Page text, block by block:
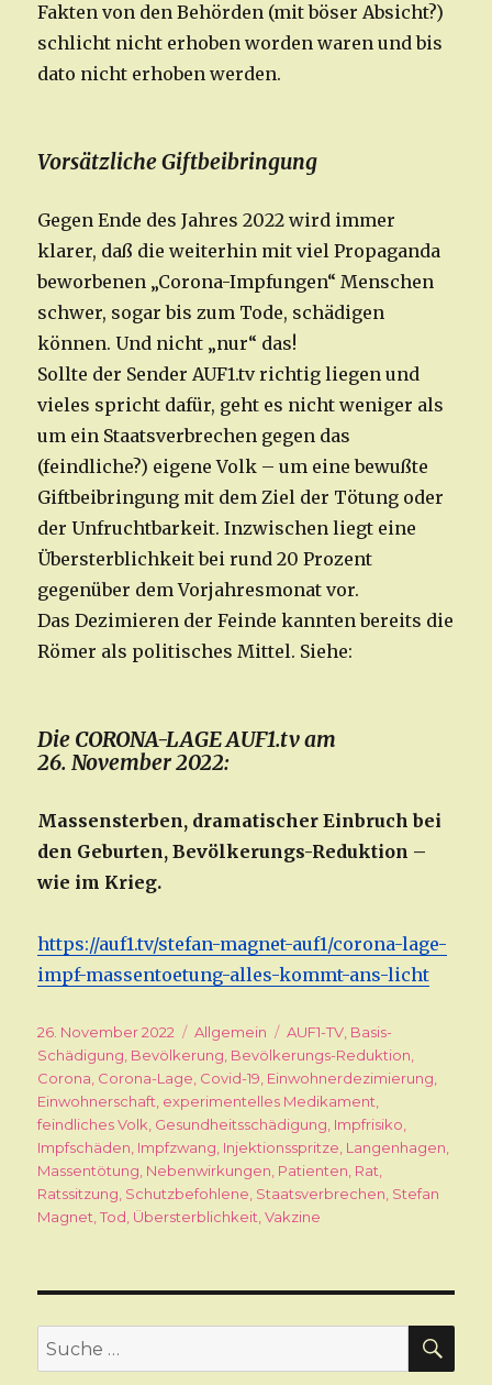
Fakten von den Behörden (mit böser Absicht?)
schlicht nicht erhoben worden waren und bis
dato nicht erhoben werden.
Vorsätzliche Giftbeibringung
Gegen Ende des Jahres 2022 wird immer
klarer, daß die weiterhin mit viel Propaganda
beworbenen „Corona-Impfungen“ Menschen
schwer, sogar bis zum Tode, schädigen
können. Und nicht „nur“ das!
Sollte der Sender AUF1.tv richtig liegen und
vieles spricht dafür, geht es nicht weniger als
um ein Staatsverbrechen gegen das
(feindliche?) eigene Volk – um eine bewußte
Giftbeibringung mit dem Ziel der Tötung oder
der Unfruchtbarkeit. Inzwischen liegt eine
Übersterblichkeit bei rund 20 Prozent
gegenüber dem Vorjahresmonat vor.
Das Dezimieren der Feinde kannten bereits die
Römer als politisches Mittel. Siehe:
Die CORONA-LAGE AUF1.tv am
26. November 2022:
Massensterben, dramatischer Einbruch bei
den Geburten, Bevölkerungs-Reduktion –
wie im Krieg.
https://auf1.tv/stefan-magnet-auf1/corona-lage-
impf-massentoetung-alles-kommt-ans-licht
Veröffentlicht
am
26. November 2022 Kategorien
Allgemein Schlagwörter
AUF1-TV, Basis-
Schädigung, Bevölkerung, Bevölkerungs-Reduktion,
Corona, Corona-Lage, Covid-19, Einwohnerdezimierung,
Einwohnerschaft, experimentelles Medikament,
feindliches Volk, Gesundheitsschädigung, Impfrisiko,
Impfschäden, Impfzwang, Injektionsspritze, Langenhagen,
Massentötung, Nebenwirkungen, Patienten, Rat,
Ratssitzung, Schutzbefohlene, Staatsverbrechen, Stefan
Magnet,Tod, Übersterblichkeit,Vakzine
Suche
nach: